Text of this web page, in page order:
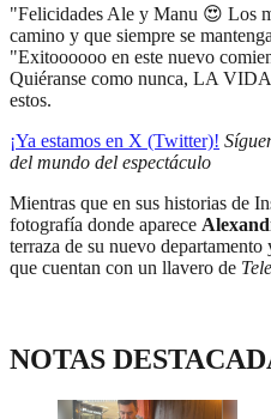
"Felicidades Ale y Manu 😍 Los
camino y que siempre se
"Exitoooooo en este nuevo
Quiéranse como nunca, LA
estos.
¡Ya estamos en X (Twitter)!
del mundo del espectáculo
Mientras que en sus historias de
fotografía donde aparece
terraza de su nuevo
que cuentan con un llavero de
NOTAS